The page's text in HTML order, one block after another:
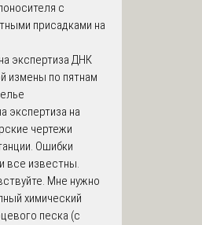
с
присадками на
экспертиза ДНК
измены по пятнам
экспертиза на
чертежи
Ошибки
все известны.
Мне нужно
химический
песка (с